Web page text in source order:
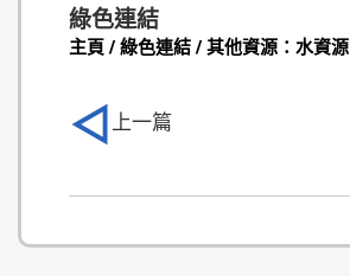
綠色連結
主頁 / 綠色連結 / 其他資源：水資源
上一篇